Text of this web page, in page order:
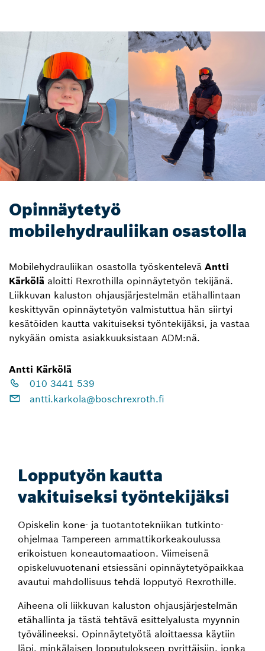
Opinnäytetyö
mobilehydrauliikan osastolla
Mobilehydrauliikan osastolla työskentelevä Antti
Kärkölä aloitti Rexrothilla opinnäytetyön tekijänä.
Liikkuvan kaluston ohjausjärjestelmän etähallintaan
keskittyvän opinnäytetyön valmistuttua hän siirtyi
kesätöiden kautta vakituiseksi työntekijäksi, ja vastaa
nykyään omista asiakkuuksistaan ADM:nä.
Antti Kärkölä
010 3441 539
antti.karkola@boschrexroth.fi
Lopputyön kautta
vakituiseksi työntekijäksi
Opiskelin kone- ja tuotantotekniikan tutkinto-
ohjelmaa Tampereen ammattikorkeakoulussa
erikoistuen koneautomaatioon. Viimeisenä
opiskeluvuotenani etsiessäni opinnäytetyöpaikkaa
avautui mahdollisuus tehdä lopputyö Rexrothille.
Aiheena oli liikkuvan kaluston ohjausjärjestelmän
etähallinta ja tästä tehtävä esittelyalusta myynnin
työvälineeksi. Opinnäytetyötä aloittaessa käytiin
läpi, minkälaisen lopputulokseen pyrittäisiin, jonka